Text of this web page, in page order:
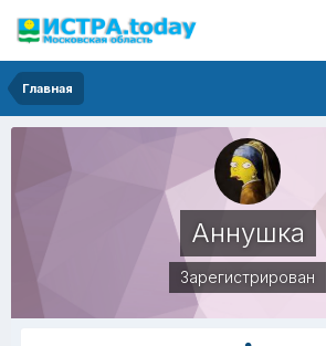
Главная
Аннушка
Зарегистрирован